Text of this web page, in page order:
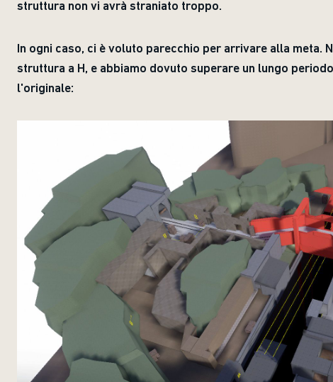
struttura non vi avrà straniato troppo.
In ogni caso, ci è voluto parecchio per arrivare alla meta.
struttura a H, e abbiamo dovuto superare un lungo
l'originale: